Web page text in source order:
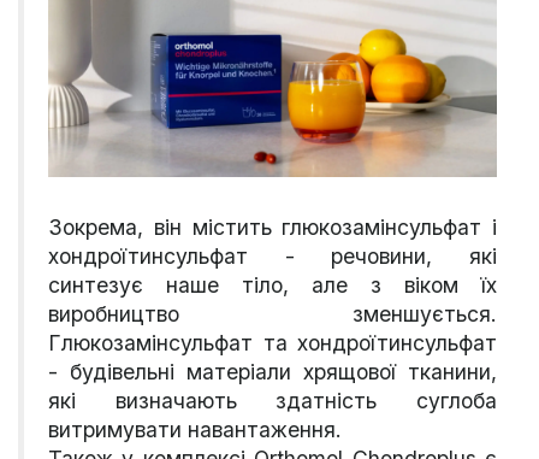
Зокрема, він містить глюкозамінсульфат і
хондроїтинсульфат - речовини, які
синтезує наше тіло, але з віком їх
виробництво зменшується.
Глюкозамінсульфат та хондроїтинсульфат
- будівельні матеріали хрящової тканини,
які визначають здатність суглоба
витримувати навантаження.